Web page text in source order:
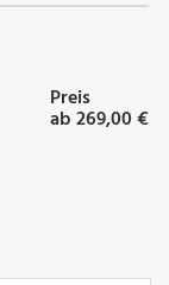
Preis
ab 269,00 €